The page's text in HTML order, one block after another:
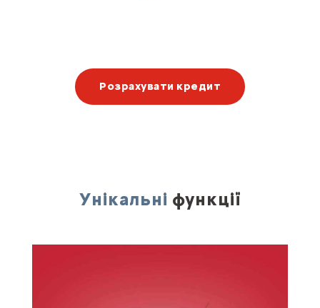
Розрахувати кредит
Унікальні функції